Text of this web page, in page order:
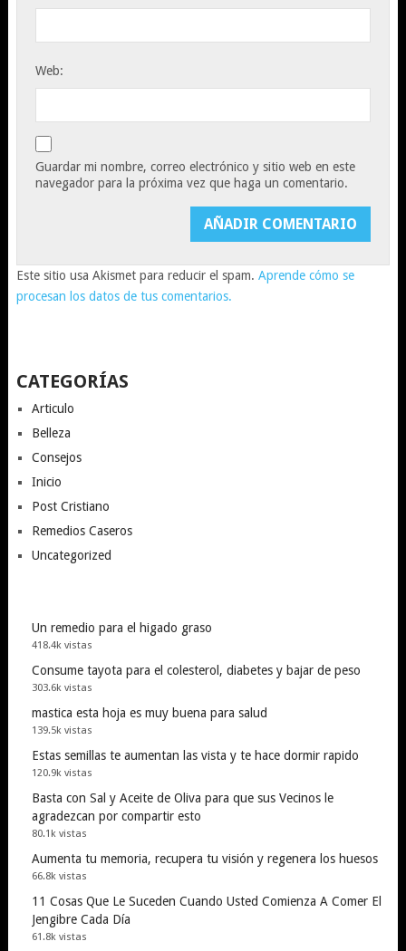
Web:
Guardar mi nombre, correo electrónico y sitio web en este
navegador para la próxima vez que haga un comentario.
Este sitio usa Akismet para reducir el spam. Aprende cómo se
procesan los datos de tus comentarios.
CATEGORÍAS
Articulo
Belleza
Consejos
Inicio
Post Cristiano
Remedios Caseros
Uncategorized
Un remedio para el higado graso
418.4k vistas
Consume tayota para el colesterol, diabetes y bajar de peso
303.6k vistas
mastica esta hoja es muy buena para salud
139.5k vistas
Estas semillas te aumentan las vista y te hace dormir rapido
120.9k vistas
Basta con Sal y Aceite de Oliva para que sus Vecinos le
agradezcan por compartir esto
80.1k vistas
Aumenta tu memoria, recupera tu visión y regenera los huesos
66.8k vistas
11 Cosas Que Le Suceden Cuando Usted Comienza A Comer El
Jengibre Cada Día
61.8k vistas